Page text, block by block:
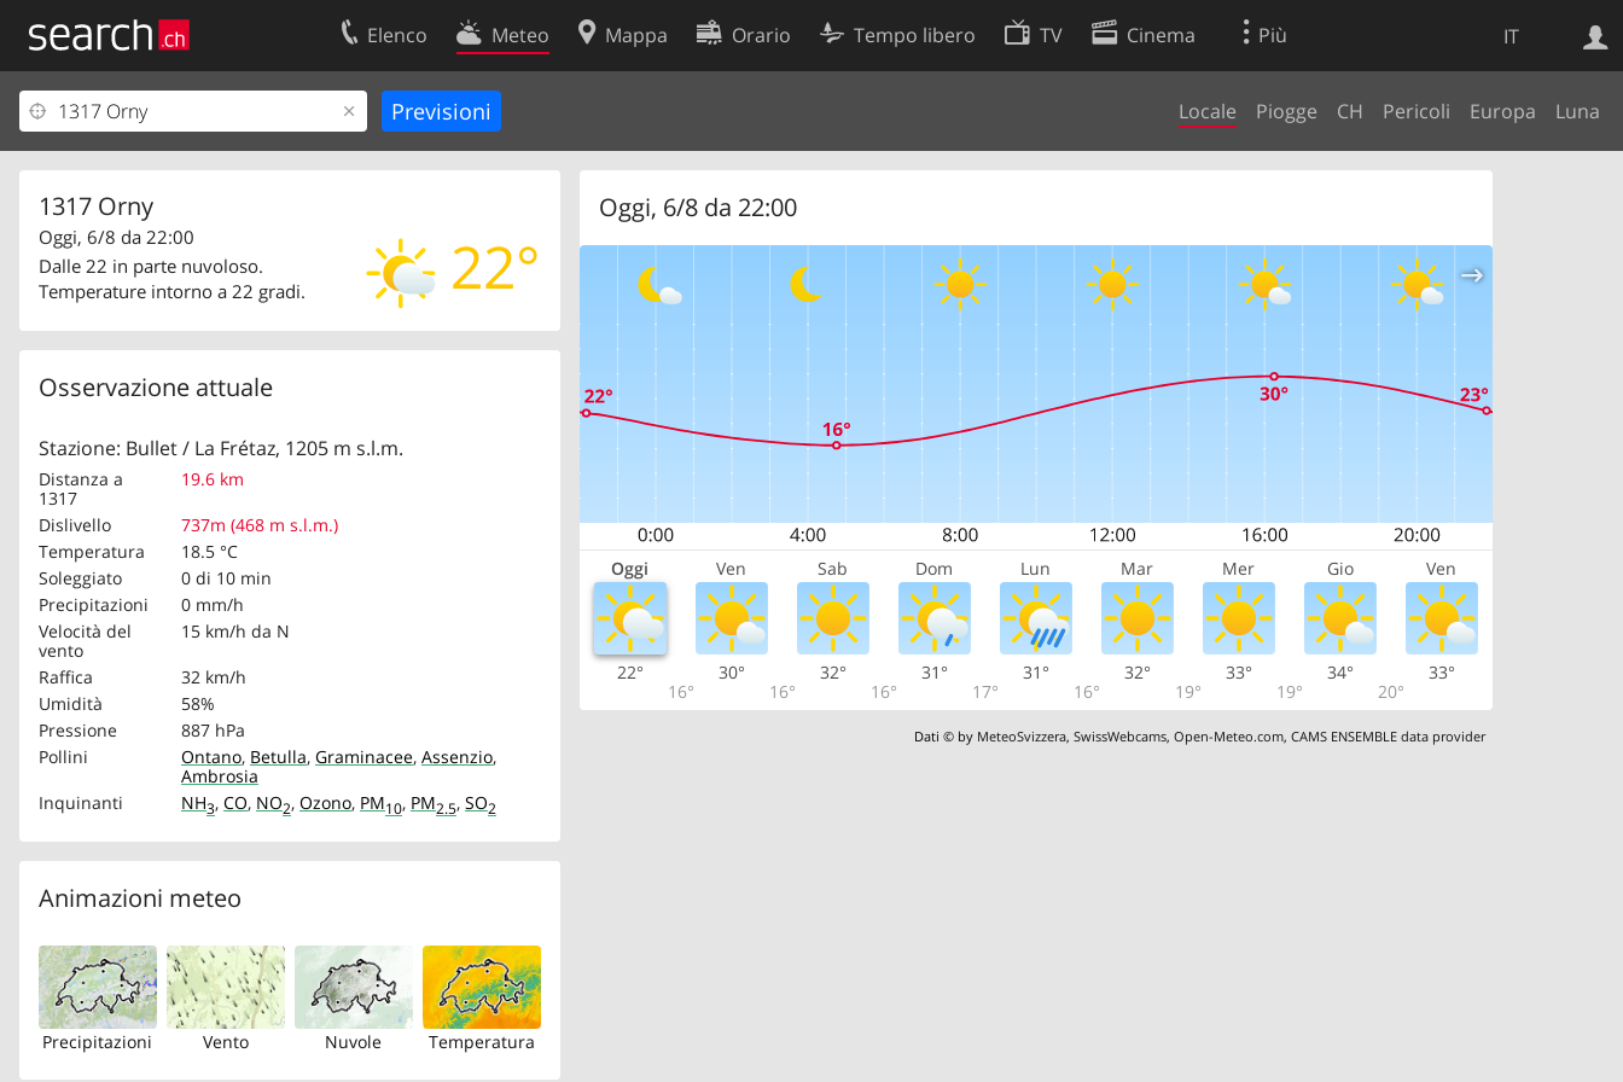
IT
Elenco Meteo Mappa Orario Tempo libero TV Cinema Più
Locale Piogge CH Pericoli Europa Luna
1317 Orny
22°
Oggi, 6/8 da 22:00
Dalle 22 in parte nuvoloso.
Temperature intorno a 22 gradi.
Osservazione attuale
Stazione: Bullet / La Frétaz, 1205 m s.l.m.
Distanza a
1317
19.6 km
Dislivello
737m (468 m s.l.m.)
Temperatura
18.5 °C
Soleggiato
0 di 10 min
Precipitazioni
0 mm/h
Velocità del
vento
15 km/h da N
Raffica
32 km/h
Umidità
58%
Pressione
887 hPa
Pollini
Ontano, Betulla, Graminacee, Assenzio,
Ambrosia
Inquinanti
NH3, CO, NO2, Ozono, PM10, PM2.5, SO2
Animazioni meteo
Precipitazioni Vento Nuvole Temperatura
Oggi, 6/8 da 22:00
Oggi Ven Sab Dom Lun Mar Mer Gio Ven
22°
16°
30°
16°
32°
16°
31°
17°
31°
16°
32°
19°
33°
19°
34°
20°
33°
Dati © by MeteoSvizzera,SwissWebcams,Open-Meteo.com,CAMS ENSEMBLE data provider
Ricerca Web
Il vostro profolio
Area clienti
Contatti
Condizioni d’uso
Preferenze cookie